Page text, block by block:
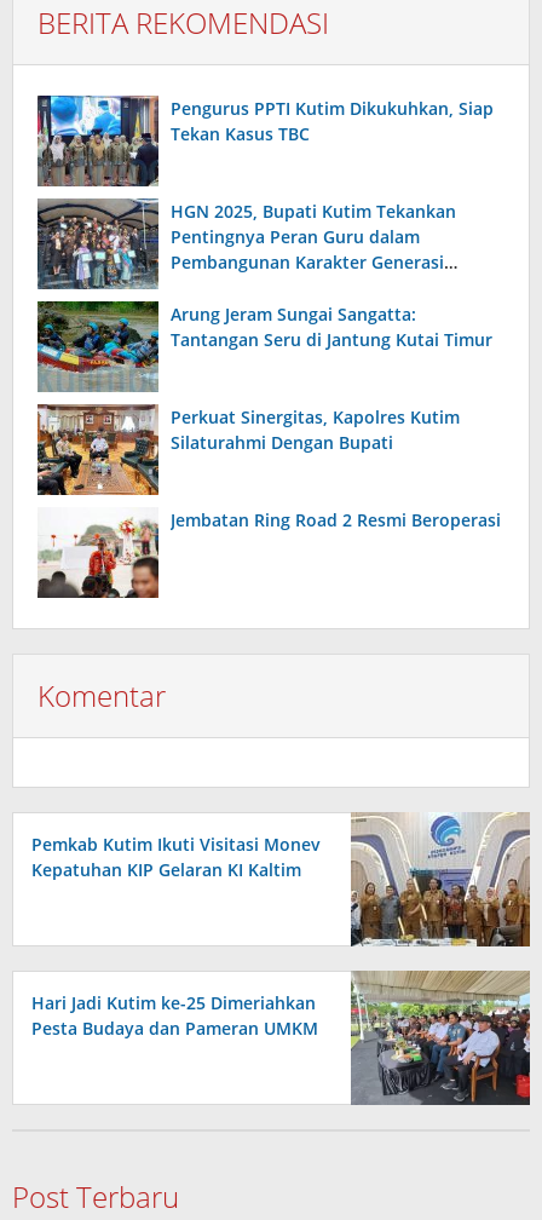
BERITA REKOMENDASI
Pengurus PPTI Kutim Dikukuhkan, Siap
Tekan Kasus TBC
HGN 2025, Bupati Kutim Tekankan
Pentingnya Peran Guru dalam
Pembangunan Karakter Generasi
Arung Jeram Sungai Sangatta:
Tantangan Seru di Jantung Kutai Timur
Perkuat Sinergitas, Kapolres Kutim
Silaturahmi Dengan Bupati
Jembatan Ring Road 2 Resmi Beroperasi
Komentar
Pemkab Kutim Ikuti Visitasi Monev
Kepatuhan KIP Gelaran KI Kaltim
Hari Jadi Kutim ke-25 Dimeriahkan
Pesta Budaya dan Pameran UMKM
Post Terbaru